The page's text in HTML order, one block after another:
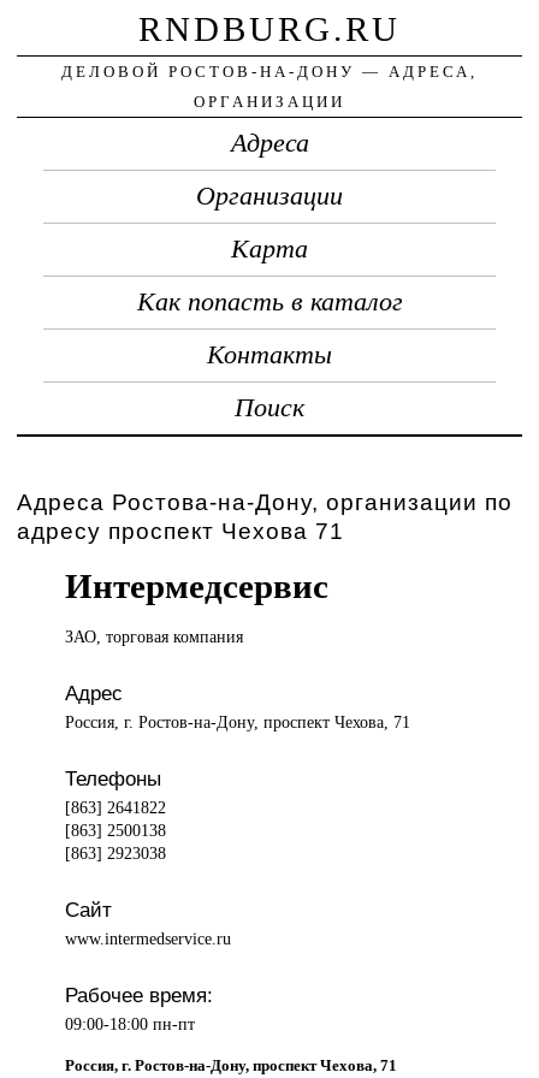
RNDBURG.RU
ДЕЛОВОЙ РОСТОВ-НА-ДОНУ — АДРЕСА,
ОРГАНИЗАЦИИ
Адреса
Организации
Карта
Как попасть в каталог
Контакты
Поиск
Адреса Ростова-на-Дону, организации по
адресу проспект Чехова 71
Интермедсервис
ЗАО, торговаякомпания
Адрес
Россия, г. Ростов-на-Дону, проспект Чехова, 71
Телефоны
[863] 2641822
[863] 2500138
[863] 2923038
Сайт
www.intermedservice.ru
Рабочее время:
09:00-18:00 пн-пт
Россия, г. Ростов-на-Дону, проспект Чехова, 71